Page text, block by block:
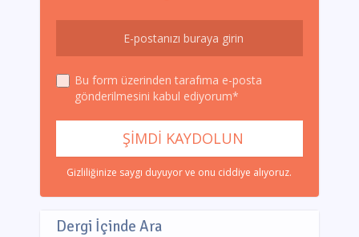
Bu form üzerinden tarafıma e-posta
gönderilmesini kabul ediyorum*
Gizliliğinize saygı duyuyor ve onu ciddiye alıyoruz.
Dergi İçinde Ara